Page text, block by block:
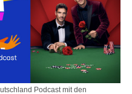
Podcast mit den